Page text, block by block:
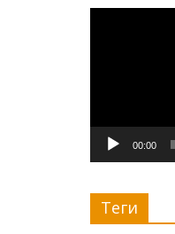
00:00
Теги